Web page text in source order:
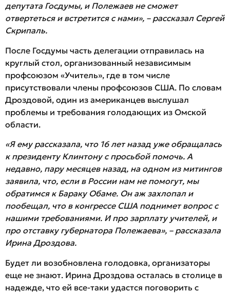
депутата Госдумы, и Полежаев не сможет
отвертеться и встретится с нами», – рассказал Сергей
Скрипаль.
После Госдумы часть делегации отправилась на
круглый стол, организованный независимым
профсоюзом «Учитель», где в том числе
присутствовали члены профсоюзов США. По словам
Дроздовой, один из американцев выслушал
проблемы и требования голодающих из Омской
области.
«Я ему рассказала, что 16 лет назад уже обращалась
к президенту Клинтону с просьбой помочь. А
недавно, пару месяцев назад, на одном из митингов
заявила, что, если в России нам не помогут, мы
обратимся к Бараку Обаме. Он аж захлопал и
пообещал, что в конгрессе США поднимет вопрос с
нашими требованиями. И про зарплату учителей, и
про отставку губернатора Полежаева», – рассказала
Ирина Дроздова.
Будет ли возобновлена голодовка, организаторы
еще не знают. Ирина Дроздова осталась в столице в
надежде, что ей все-таки удастся поговорить с